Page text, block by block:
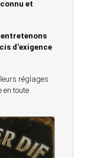
et
entretenons
d'exigence
réglages
en toute